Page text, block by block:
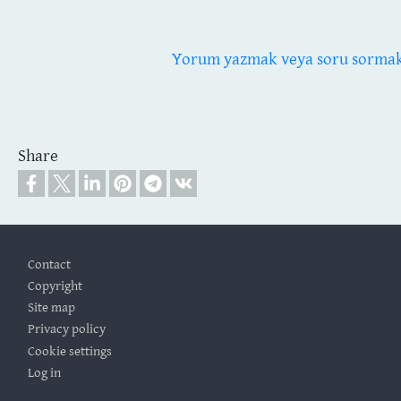
Yorum yazmak veya soru
Share
Contact
Copyright
Site map
Privacy policy
Cookie settings
Log in